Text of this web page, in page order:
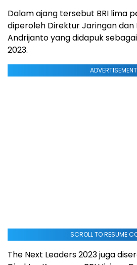
Dalam ajang tersebut BRI lima
diperoleh Direktur Jaringan dan
Andrijanto yang didapuk sebagai
2023.
ADVERTISEMENT
SCROLL TO RESUME
The Next Leaders 2023 juga